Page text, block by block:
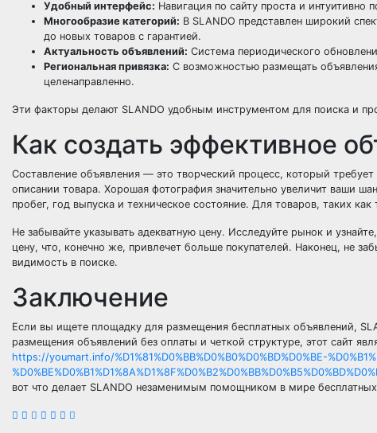
Удобный интерфейс: Навигация по сайту проста и интуитивно
Многообразие категорий: В SLANDO представлен широкий
до новых товаров с гарантией.
Актуальность объявлений: Система периодического
Региональная привязка: С возможностью размещать
целенаправленно.
Эти факторы делают SLANDO удобным инструментом для поиска и
Как создать эффективное
Составление объявления — это творческий процесс, который
описании товара. Хорошая фотография значительно увеличит ваши
пробег, год выпуска и техническое состояние. Для товаров, таких
Не забывайте указывать адекватную цену. Исследуйте рынок и
цену, что, конечно же, привлечет больше покупателей. Наконец, не
видимость в поиске.
Заключение
Если вы ищете площадку для размещения бесплатных объявлений,
размещения объявлений без оплаты и четкой структуре, этот сайт
https://youmart.info/%D1%81%D0%BB%D0%B0%D0%BD%D0%BE-
вот что делает SLANDO незаменимым помощником в мире